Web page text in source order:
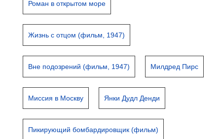
Роман в открытом море
Жизнь с отцом (фильм, 1947)
Вне подозрений (фильм, 1947) Милдред Пирс
Миссия в Москву Янки Дудл Денди
Пикирующий бомбардировщик (фильм)